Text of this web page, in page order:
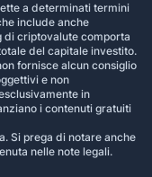
a determinati termini
include anche
di criptovalute comporta
del capitale investito.
fornisce alcun consiglio
e non
in
i contenuti gratuiti
Si prega di notare anche
nelle note legali.